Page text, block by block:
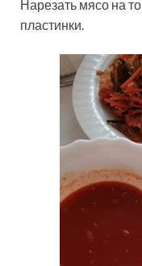
Нарезать мясо на
пластинки.